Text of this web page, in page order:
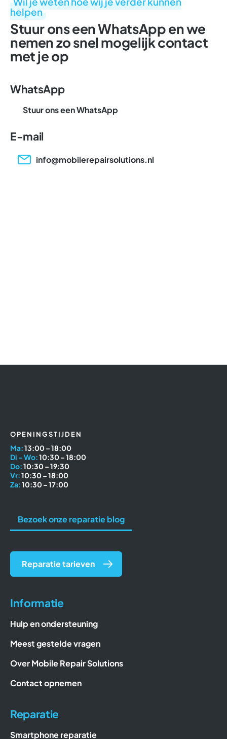
helpen
Stuur ons een WhatsApp en we
nemen zo snel mogelijk contact
met je op
WhatsApp
Stuur ons een WhatsApp
E-mail
info@mobilerepairsolutions.nl
OPENINGSTIJDEN
Ma:13:00 – 18:00
Di – Wo:10:30 – 18:00
Do:10:30 – 19:30
Vr:10:30 – 18:00
Za:10:30 – 17:00
Informatie
Hulp en ondersteuning
Meest gestelde vragen
Over Mobile Repair Solutions
Contact opnemen
Reparatie
Smartphone reparatie
Bezoek onze reparatie blog
Reparatie tarieven